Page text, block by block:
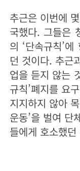
추근은 이번에
국했다. 그들은
의 ‘단속규칙’
던 것이다. 추근
업을 듣지 않는
규칙’폐지를 요
지지하지 않아
운동’을 벌여 단
들에게 호소했던